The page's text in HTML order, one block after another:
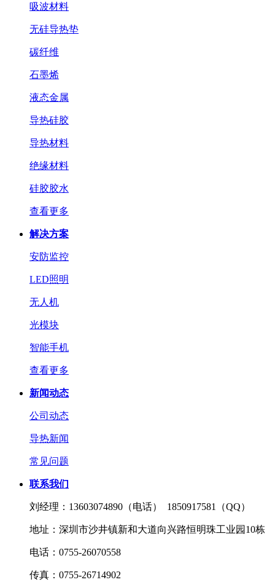
吸波材料
无硅导热垫
碳纤维
石墨烯
液态金属
导热硅胶
导热材料
绝缘材料
硅胶胶水
查看更多
解决方案
安防监控
LED照明
无人机
光模块
智能手机
查看更多
新闻动态
公司动态
导热新闻
常见问题
联系我们
刘经理： 13603074890（电话） 1850917581（QQ）
地址： 深圳市沙井镇新和大道向兴路恒明珠工业园10栋
电话： 0755-26070558
传真： 0755-26714902